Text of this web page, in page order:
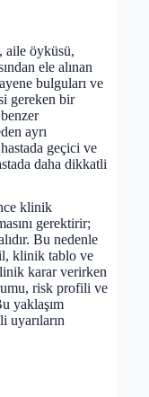
aile öyküsü,
ele alınan
bulguları ve
gereken bir
ayrı
geçici ve
daha dikkatli
klinik
gerektirir;
Bu nedenle
klinik tablo ve
karar verirken
risk profili ve
yaklaşım
uyarıların